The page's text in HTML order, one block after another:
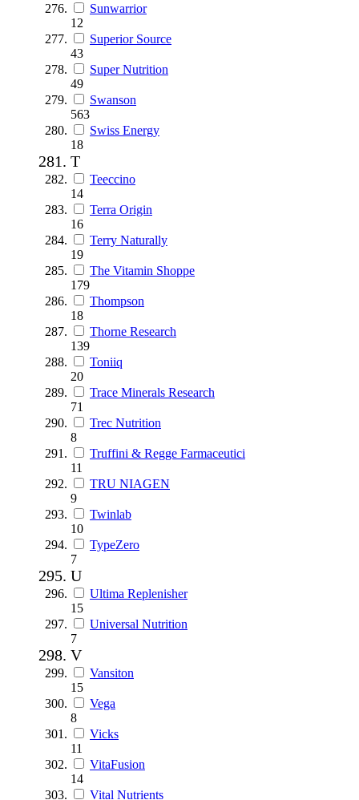
Sunwarrior
12
Superior Source
43
Super Nutrition
49
Swanson
563
Swiss Energy
18
T
Teeccino
14
Terra Origin
16
Terry Naturally
19
The Vitamin Shoppe
179
Thompson
18
Thorne Research
139
Toniiq
20
Trace Minerals Research
71
Trec Nutrition
8
Truffini & Regge Farmaceutici
11
TRU NIAGEN
9
Twinlab
10
TypeZero
7
U
Ultima Replenisher
15
Universal Nutrition
7
V
Vansiton
15
Vega
8
Vicks
11
VitaFusion
14
Vital Nutrients